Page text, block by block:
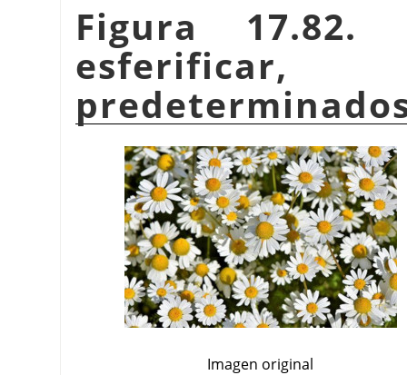
Figura
Imagen original